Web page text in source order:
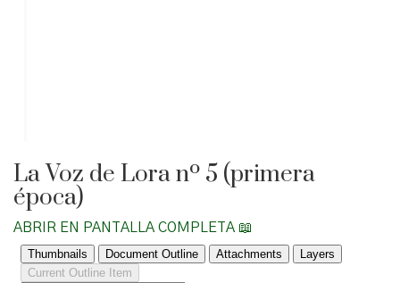
La Voz de Lora nº 5 (primera
época)
ABRIR EN PANTALLA COMPLETA 📖